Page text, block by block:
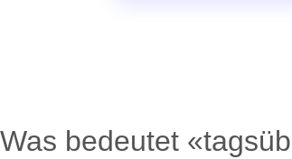
Was bedeutet